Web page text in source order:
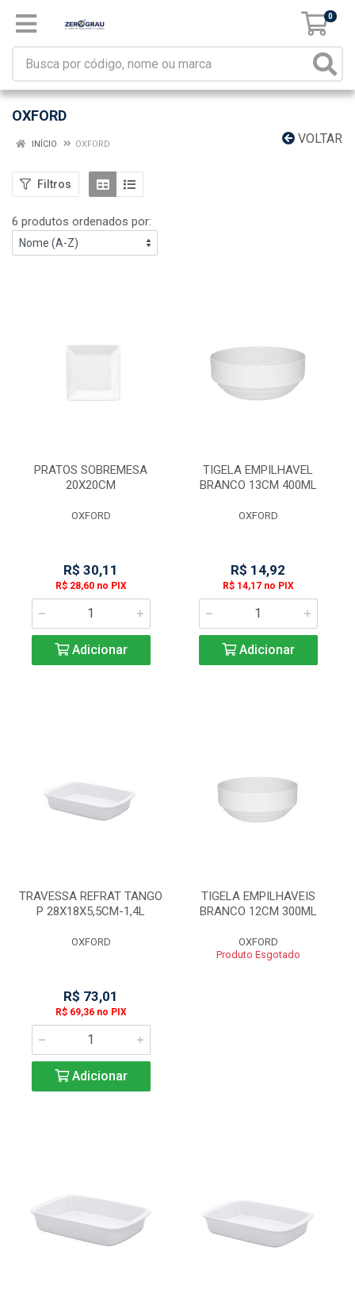
0
OXFORD
VOLTAR
INÍCIO OXFORD
Filtros
6 produtos ordenados por:
PRATOS SOBREMESA
20X20CM
OXFORD
R$ 30,11
R$ 28,60 no PIX
Adicionar
TIGELA EMPILHAVEL
BRANCO 13CM 400ML
OXFORD
R$ 14,92
R$ 14,17 no PIX
Adicionar
TRAVESSA REFRAT TANGO
P 28X18X5,5CM-1,4L
OXFORD
R$ 73,01
R$ 69,36 no PIX
Adicionar
TIGELA EMPILHAVEIS
BRANCO 12CM 300ML
OXFORD
Produto Esgotado